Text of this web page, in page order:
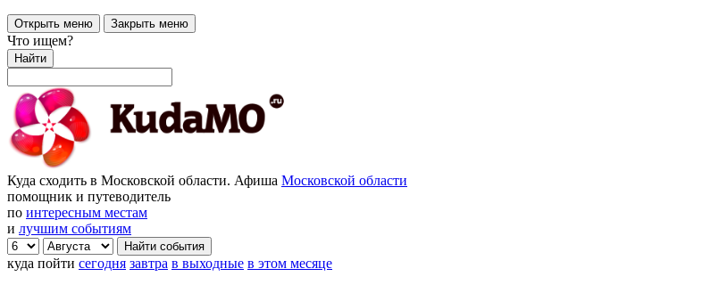
Открыть меню Закрыть меню
Что ищем?
Найти
Куда сходить в Московской области. Афиша Московской области
помощник и путеводитель
по интересным местам
и лучшим событиям
куда пойти сегодня завтра в выходные в этом месяце